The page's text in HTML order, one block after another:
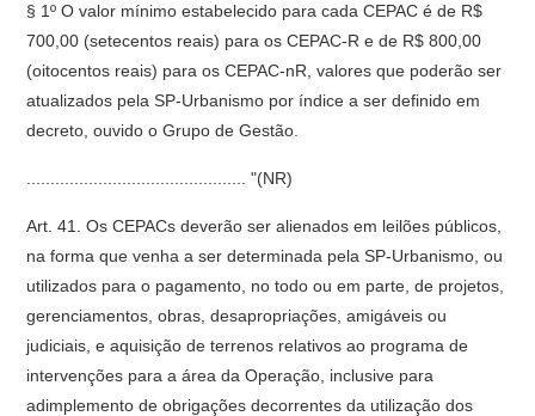
§ 1º O valor mínimo estabelecido para cada CEPAC é de R$
700,00 (setecentos reais) para os CEPAC-R e de R$ 800,00
(oitocentos reais) para os CEPAC-nR, valores que poderão ser
atualizados pela SP-Urbanismo por índice a ser definido em
decreto, ouvido o Grupo de Gestão.
.............................................. "(NR)
Art. 41. Os CEPACs deverão ser alienados em leilões públicos,
na forma que venha a ser determinada pela SP-Urbanismo, ou
utilizados para o pagamento, no todo ou em parte, de projetos,
gerenciamentos, obras, desapropriações, amigáveis ou
judiciais, e aquisição de terrenos relativos ao programa de
intervenções para a área da Operação, inclusive para
adimplemento de obrigações decorrentes da utilização dos